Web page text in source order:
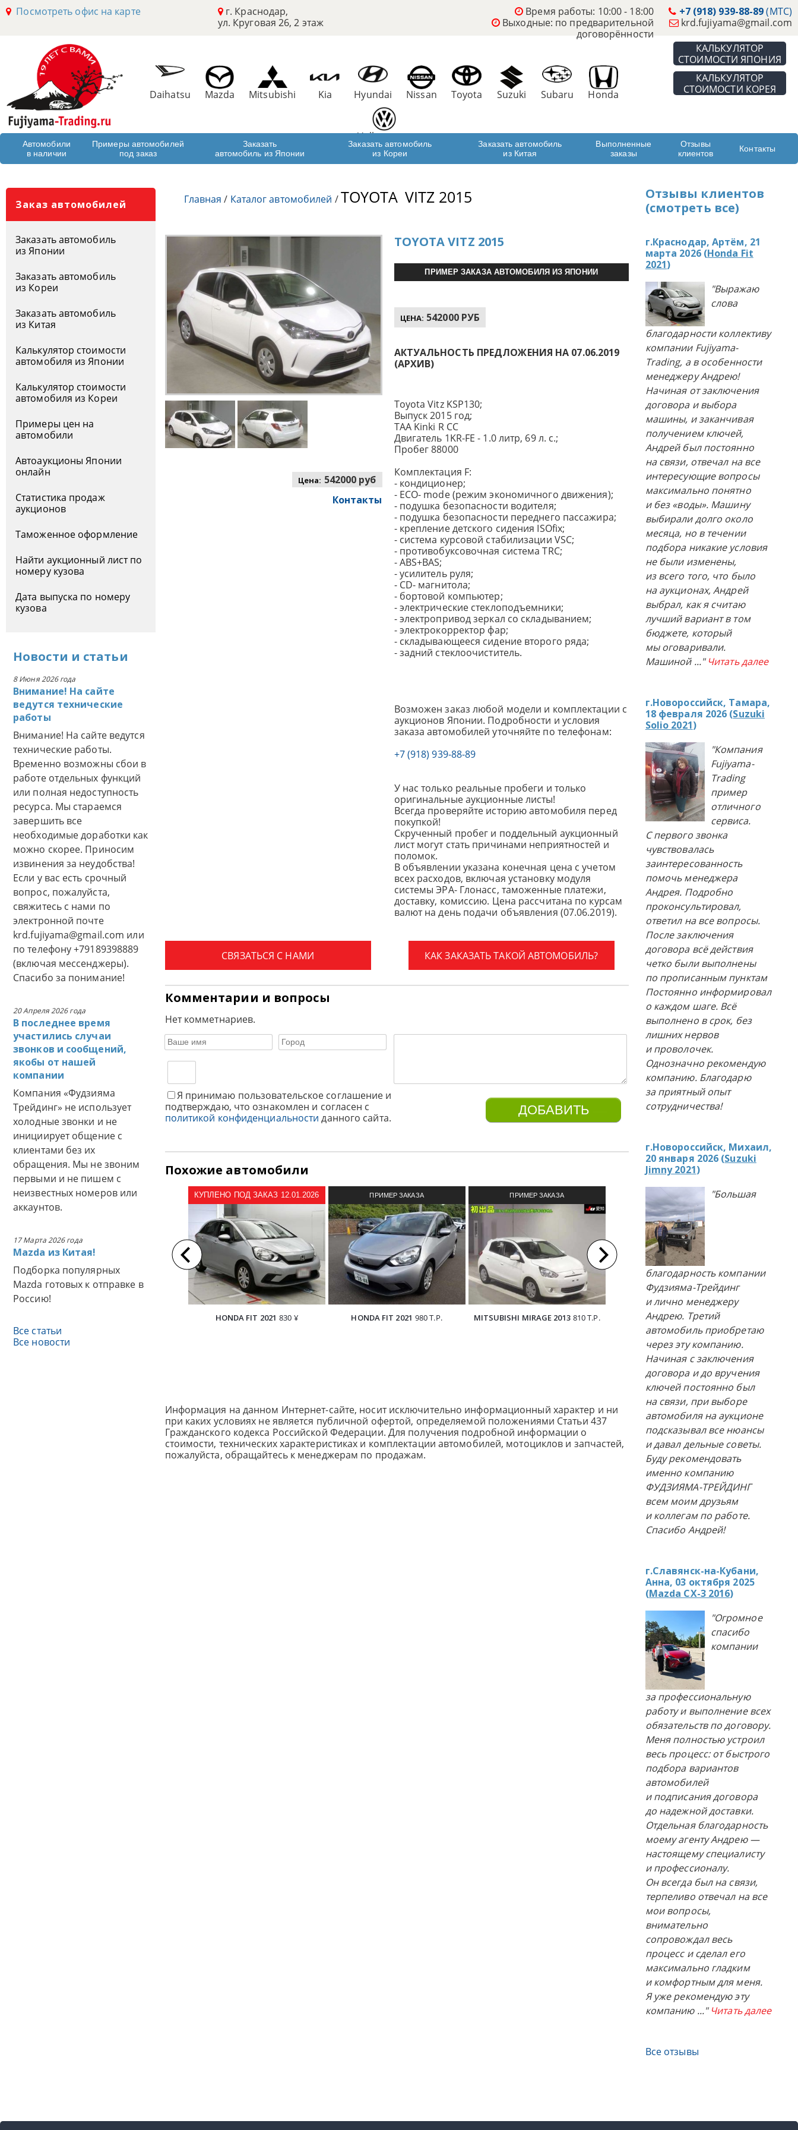
Посмотреть офис на карте
г. Краснодар,
ул. Круговая 26, 2 этаж
+7 (918) 939-88-89(МТС)
krd.fujiyama@gmail.com
Время работы: 10:00 - 18:00
Выходные: по предварительной
договорённости
КАЛЬКУЛЯТОР
СТОИМОСТИ ЯПОНИЯ
КАЛЬКУЛЯТОР
СТОИМОСТИ КОРЕЯ
Daihatsu Mazda Mitsubishi Kia Hyundai Nissan Toyota Suzuki Subaru Honda
Volkswagen
Автомобили
в наличии
Примеры автомобилей
под заказ
Заказать
автомобиль из Японии
Заказать автомобиль
из Кореи
Заказать автомобиль
из Китая
Выполненные
заказы
Отзывы
клиентов
Контакты
Заказ автомобилей
Заказать автомобиль
из Японии
Заказать автомобиль
из Кореи
Заказать автомобиль
из Китая
Калькулятор стоимости
автомобиля из Японии
Калькулятор стоимости
автомобиля из Кореи
Примеры цен на
автомобили
Автоаукционы Японии
онлайн
Статистика продаж
аукционов
Таможенное оформление
Найти аукционный лист по
номеру кузова
Дата выпуска по номеру
кузова
Новости и статьи
8 Июня 2026 года
Внимание! На сайте
ведутся технические
работы
Внимание! На сайте ведутся
технические работы.
Временно возможны сбои в
работе отдельных функций
или полная недоступность
ресурса. Мы стараемся
завершить все
необходимые доработки как
можно скорее. Приносим
извинения за неудобства!
Если у вас есть срочный
вопрос, пожалуйста,
свяжитесь с нами по
электронной почте
krd.fujiyama@gmail.com или
по телефону +79189398889
(включая мессенджеры).
Спасибо за понимание!
20 Апреля 2026 года
В последнее время
участились случаи
звонков и сообщений,
якобы от нашей
компании
Компания «Фудзияма
Трейдинг» не использует
холодные звонки и не
инициирует общение с
клиентами без их
обращения. Мы не звоним
первыми и не пишем с
неизвестных номеров или
аккаунтов.
17 Марта 2026 года
Mazda из Китая!
Подборка популярных
Mazda готовых к отправке в
Россию!
Все статьи
Все новости
Главная / Каталог автомобилей /TOYOTA VITZ 2015
Цена: 542000 руб
Контакты
TOYOTA VITZ 2015
ПРИМЕР ЗАКАЗА АВТОМОБИЛЯ ИЗ ЯПОНИИ
ЦЕНА: 542000 РУБ
АКТУАЛЬНОСТЬ ПРЕДЛОЖЕНИЯ НА 07.06.2019
(АРХИВ)
Toyota Vitz KSP130;
Выпуск 2015 год;
TAA Kinki R CC
Двигатель 1KR-FE - 1.0 литр, 69 л. с.;
Пробег 88000
Комплектация F:
- кондиционер;
- ECO- mode (режим экономичного движения);
- подушка безопасности водителя;
- подушка безопасности переднего пассажира;
- крепление детского сидения ISOfix;
- система курсовой стабилизации VSC;
- противобуксовочная система TRC;
- ABS+BAS;
- усилитель руля;
- CD- магнитола;
- бортовой компьютер;
- электрические стеклоподъемники;
- электропривод зеркал со складыванием;
- электрокорректор фар;
- складывающееся сидение второго ряда;
- задний стеклоочиститель.
Возможен заказ любой модели и комплектации с
аукционов Японии. Подробности и условия
заказа автомобилей уточняйте по телефонам:
+7 (918) 939-88-89
У нас только реальные пробеги и только
оригинальные аукционные листы!
Всегда проверяйте историю автомобиля перед
покупкой!
Скрученный пробег и поддельный аукционный
лист могут стать причинами неприятностей и
поломок.
В объявлении указана конечная цена с учетом
всех расходов, включая установку модуля
системы ЭРА- Глонасс, таможенные платежи,
доставку, комиссию. Цена рассчитана по курсам
валют на день подачи объявления (07.06.2019).
КАК ЗАКАЗАТЬ ТАКОЙ АВТОМОБИЛЬ?
СВЯЗАТЬСЯ С НАМИ
Комментарии и вопросы
Нет комметнариев.
Я принимаю пользовательское соглашение и
подтверждаю, что ознакомлен и согласен с
политикой конфиденциальности данного сайта.
Похожие автомобили
КУПЛЕНО ПОД ЗАКАЗ 12.01.2026
HONDA FIT 2021 830 ¥
ПРИМЕР ЗАКАЗА
АВТОМОБИЛЯ ИЗ ЯПОНИИ
HONDA FIT 2021 980 Т.Р.
ПРИМЕР ЗАКАЗА
АВТОМОБИЛЯ ИЗ ЯПОНИИ
MITSUBISHI MIRAGE 2013 810 Т.Р.
КУПЛЕНО ПОД ЗАКАЗ 01.02.2024
HONDA FIT 2012 141 ¥
Информация на данном Интернет-сайте, носит исключительно информационный характер и ни
при каких условиях не является публичной офертой, определяемой положениями Статьи 437
Гражданского кодекса Российской Федерации. Для получения подробной информации о
стоимости, технических характеристиках и комплектации автомобилей, мотоциклов и запчастей,
пожалуйста, обращайтесь к менеджерам по продажам.
Отзывы клиентов
(смотреть все)
г.Краснодар, Артём, 21
марта 2026 (Honda Fit
2021)
"Выражаю
слова
благодарности коллективу
компании Fujiyama-
Trading, а в особенности
менеджеру Андрею!
Начиная от заключения
договора и выбора
машины, и заканчивая
получением ключей,
Андрей был постоянно
на связи, отвечал на все
интересующие вопросы
максимально понятно
и без «воды». Машину
выбирали долго около
месяца, но в течении
подбора никакие условия
не были изменены,
из всего того, что было
на аукционах, Андрей
выбрал, как я считаю
лучший вариант в том
бюджете, который
мы оговаривали.
Машиной ..." Читать далее
г.Новороссийск, Тамара,
18 февраля 2026 (Suzuki
Solio 2021)
"Компания
Fujiyama-
Trading
пример
отличного
сервиса.
С первого звонка
чувствовалась
заинтересованность
помочь менеджера
Андрея. Подробно
проконсультировал,
ответил на все вопросы.
После заключения
договора всё действия
четко были выполнены
по прописанным пунктам
Постоянно информировал
о каждом шаге. Всё
выполнено в срок, без
лишних нервов
и проволочек.
Однозначно рекомендую
компанию. Благодарю
за приятный опыт
сотрудничества!
г.Новороссийск, Михаил,
20 января 2026 (Suzuki
Jimny 2021)
"Большая
благодарность компании
Фудзияма-Трейдинг
и лично менеджеру
Андрею. Третий
автомобиль приобретаю
через эту компанию.
Начиная с заключения
договора и до вручения
ключей постоянно был
на связи, при выборе
автомобиля на аукционе
подсказывал все нюансы
и давал дельные советы.
Буду рекомендовать
именно компанию
ФУДЗИЯМА-ТРЕЙДИНГ
всем моим друзьям
и коллегам по работе.
Спасибо Андрей!
г.Славянск-на-Кубани,
Анна, 03 октября 2025
(Mazda CX-3 2016)
"Огромное
спасибо
компании
за профессиональную
работу и выполнение всех
обязательств по договору.
Меня полностью устроил
весь процесс: от быстрого
подбора вариантов
автомобилей
и подписания договора
до надежной доставки.
Отдельная благодарность
моему агенту Андрею —
настоящему специалисту
и профессионалу.
Он всегда был на связи,
терпеливо отвечал на все
мои вопросы,
внимательно
сопровождал весь
процесс и сделал его
максимально гладким
и комфортным для меня.
Я уже рекомендую эту
компанию ..." Читать далее
Все отзывы